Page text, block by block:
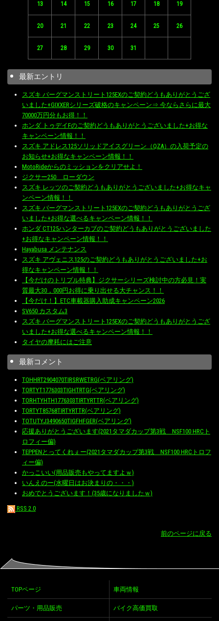
13 14 15 16 17 18 19
20 21 22 23 24 25 26
27 28 29 30 31
最新エントリ
スズキ バーグマンストリート125EXのご契約どうもありがとうござ
いました+GIXXERシリーズ破格のキャンペーン⇒ 今ならさらに最大
70000万円分もお得！！
ホンダ トゥデイFのご契約どうもありがとうございました+お得な
キャンペーン情報！！
スズキ アドレス125ソリッドアイスグリーン（QZA）の入荷予定の
お知らせ+お得なキャンペーン情報！！
MotoRideからのミッションをクリアせよ！
ジクサー250 ローダウン
スズキ レッツのご契約どうもありがとうございました+お得なキャ
ンペーン情報！！
スズキ バーグマンストリート125EXのご契約どうもありがとうござ
いました+お得な選べるキャンペーン情報！！
ホンダ CT125ハンターカブのご契約どうもありがとうございました
+お得なキャンペーン情報！！
Hayabusa メンテナンス
スズキ アヴェニス125のご契約どうもありがとうございました+お
得なキャンペーン情報！！
【今だけのトリプル特典】ジクサーシリーズ検討中の方必見！実
質最大30，000円お得に乗り出せる大チャンス！！
【今だけ！】ETC車載器購入助成キャンペーン2026
SV650 カスタム3
スズキ バーグマンストリート125EXのご契約どうもありがとうござ
いました+お得な選べるキャンペーン情報！！
タイヤの摩耗にはご注意
最新コメント
TOHHRT2904070TIRSRWETRG(ベアリング)
TORTYT1776303TIGHTRTG(ベアリング)
TORHTYHTH1776303TIRTYRTTR(ベアリング)
TORTYT85768TIRTYRTTR(ベアリング)
TOTUTYJ3490650TIGFHFGER(ベアリング)
応援ありがとうございます(2021タマダカップ第3戦 NSF100 HRCト
ロフィー偏)
TEPPENとってくれぇー(2021タマダカップ第3戦 NSF100 HRCトロフ
ィー偏)
かっこいい(用品販売もやってますよｗ)
いんえのー(水曜日はお決まりの・・・)
おめでとうございます！(35歳になりましたｗ)
RSS 2.0
前のページに戻る
TOPページ 車両情報
パーツ・用品販売 バイク高価買取